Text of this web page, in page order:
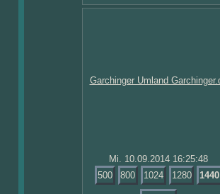
Mi. 10.09.2014 16:25:48
500
800 1024 1280 1440